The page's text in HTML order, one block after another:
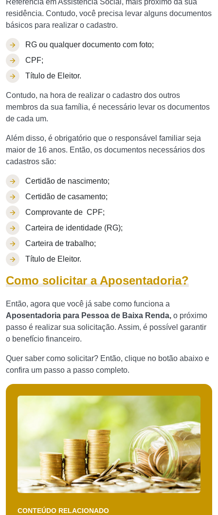
Referência em Assistência Social, mais próximo da sua
residência. Contudo, você precisa levar alguns documentos
básicos para realizar o cadastro.
RG ou qualquer documento com foto;
CPF;
Título de Eleitor.
Contudo, na hora de realizar o cadastro dos outros
membros da sua família, é necessário levar os documentos
de cada um.
Além disso, é obrigatório que o responsável familiar seja
maior de 16 anos. Então, os documentos necessários dos
cadastros são:
Certidão de nascimento;
Certidão de casamento;
Comprovante de CPF;
Carteira de identidade (RG);
Carteira de trabalho;
Título de Eleitor.
Como solicitar a Aposentadoria?
Então, agora que você já sabe como funciona a
Aposentadoria para Pessoa de Baixa Renda, o próximo
passo é realizar sua solicitação. Assim, é possível garantir
o benefício financeiro.
Quer saber como solicitar? Então, clique no botão abaixo e
confira um passo a passo completo.
CONTEÚDO RELACIONADO